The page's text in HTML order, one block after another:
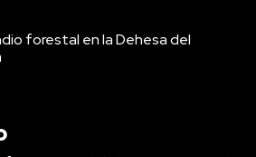
forestal en la Dehesa del